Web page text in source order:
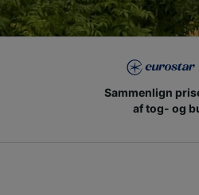
Sammenlign
af tog- og